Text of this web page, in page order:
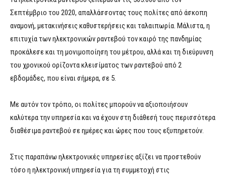
Σεπτέμβριο του 2020, απαλλάσσοντας τους πολίτες από άσκοπη
αναμονή, μετακινήσεις καθυστερήσεις και ταλαιπωρία. Μάλιστα, η
επιτυχία των ηλεκτρονικών ραντεβού τον καιρό της πανδημίας
προκάλεσε και τη μονιμοποίηση του μέτρου, αλλά και τη διεύρυνση
του χρονικού ορίζοντα κλεισίματος των ραντεβού από 2
εβδομάδες, που είναι σήμερα, σε 5.
Με αυτόν τον τρόπο, οι πολίτες μπορούν να αξιοποιήσουν
καλύτερα την υπηρεσία και να έχουν στη διάθεσή τους περισσότερα
διαθέσιμα ραντεβού σε ημέρες και ώρες που τους εξυπηρετούν.
Στις παραπάνω ηλεκτρονικές υπηρεσίες αξίζει να προστεθούν
τόσο η ηλεκτρονική υπηρεσία για τη συμμετοχή στις